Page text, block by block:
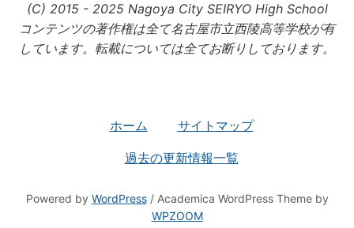
(C) 2015 - 2025 Nagoya City SEIRYO High School
コンテンツの著作権は全て名古屋市立西陵高等学校が有
しています。転載については全てお断りしております。
ホーム サイトマップ
過去の更新情報一覧
Powered by WordPress/ Academica WordPress Theme by
WPZOOM